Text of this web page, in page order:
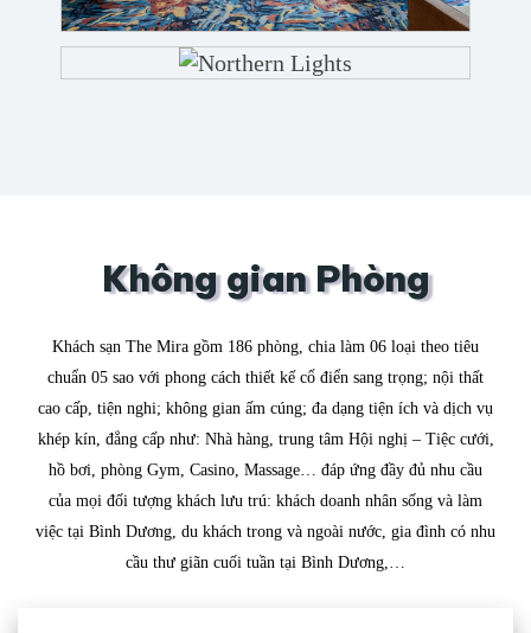
Không gian Phòng
Khách sạn The Mira gồm 186 phòng, chia làm 06 loại theo tiêu
chuẩn 05 sao với phong cách thiết kế cổ điển sang trọng; nội thất
cao cấp, tiện nghi; không gian ấm cúng; đa dạng tiện ích và dịch vụ
khép kín, đẳng cấp như: Nhà hàng, trung tâm Hội nghị – Tiệc cưới,
hồ bơi, phòng Gym, Casino, Massage… đáp ứng đầy đủ nhu cầu
của mọi đối tượng khách lưu trú: khách doanh nhân sống và làm
việc tại Bình Dương, du khách trong và ngoài nước, gia đình có nhu
cầu thư giãn cuối tuần tại Bình Dương,…